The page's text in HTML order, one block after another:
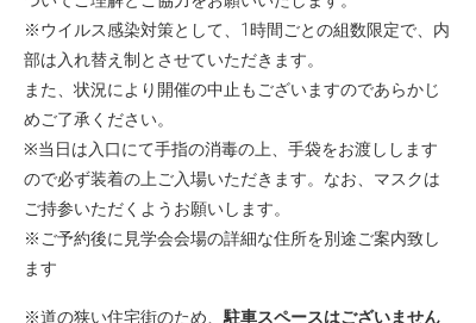
※ウイルス感染対策として、1時間ごとの組数限定で、内
部は入れ替え制とさせていただきます。
また、状況により開催の中止もございますのであらかじ
めご了承ください。
※当日は入口にて手指の消毒の上、手袋をお渡しします
ので必ず装着の上ご入場いただきます。なお、マスクは
ご持参いただくようお願いします。
※ご予約後に見学会会場の詳細な住所を別途ご案内致し
ます
※道の狭い住宅街のため、 駐車スペースはございません